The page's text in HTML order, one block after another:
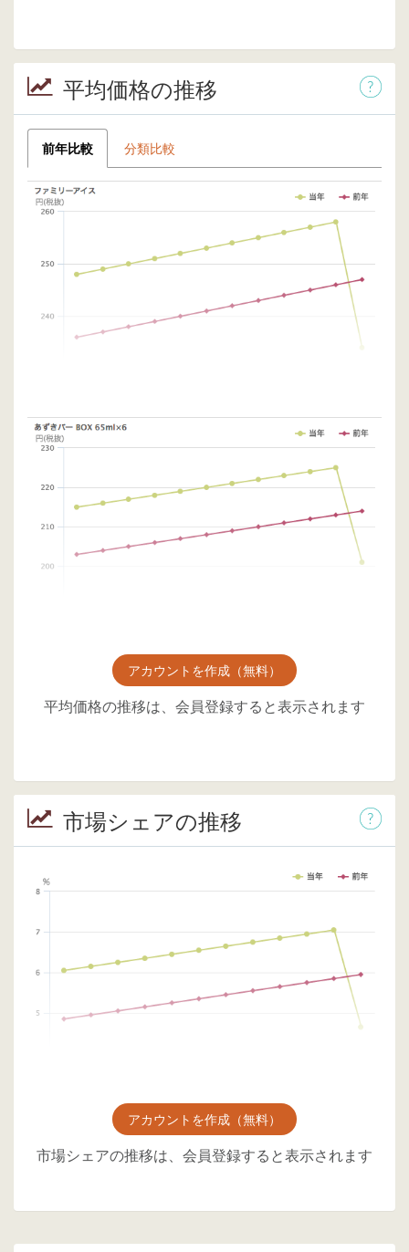
平均価格の推移
前年比較 分類比較
アカウントを作成（無料）
平均価格の推移は、会員登録すると表示されます
市場シェアの推移
アカウントを作成（無料）
市場シェアの推移は、会員登録すると表示されます